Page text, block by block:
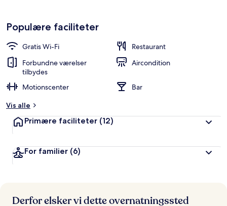
Populære faciliteter
Gratis Wi-Fi
Restaurant
Forbundne værelser
tilbydes
Aircondition
Motionscenter
Bar
Vis alle
Primære faciliteter (12)
For familier (6)
Derfor elsker vi dette overnatningssted